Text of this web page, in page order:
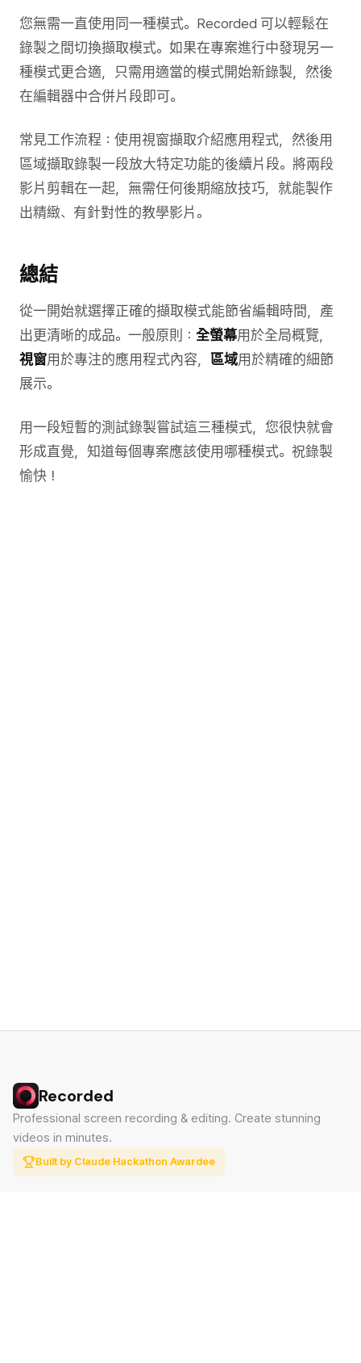
您無需一直使用同一種模式。Recorded 可以輕鬆在
錄製之間切換擷取模式。如果在專案進行中發現另一
種模式更合適，只需用適當的模式開始新錄製，然後
在編輯器中合併片段即可。
常見工作流程：使用視窗擷取介紹應用程式，然後用
區域擷取錄製一段放大特定功能的後續片段。將兩段
影片剪輯在一起，無需任何後期縮放技巧，就能製作
出精緻、有針對性的教學影片。
總結
從一開始就選擇正確的擷取模式能節省編輯時間，產
出更清晰的成品。一般原則： 全螢幕用於全局概覽，
視窗用於專注的應用程式內容， 區域用於精確的細節
展示。
用一段短暫的測試錄製嘗試這三種模式，您很快就會
形成直覺，知道每個專案應該使用哪種模式。祝錄製
愉快！
Recorded
Professional screen recording & editing. Create stunning
videos in minutes.
Built by Claude Hackathon Awardee